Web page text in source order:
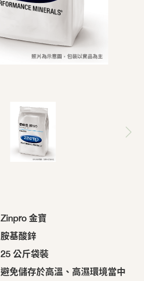
Zinpro ⾦寶
胺基酸鋅
25 公斤袋裝
避免儲存於高溫、高濕環境當中